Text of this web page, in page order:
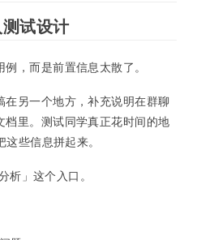
试设计
，而是前置信息太散了。
另一个地方，补充说明在群聊
档里。测试同学真正花时间的地
些信息拼起来。
」这个入口。